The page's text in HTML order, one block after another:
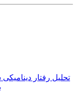
تحلیل رفتار